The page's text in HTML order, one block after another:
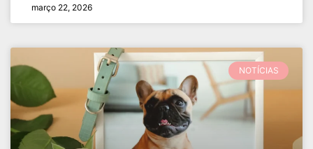
março 22, 2026
NOTÍCIAS